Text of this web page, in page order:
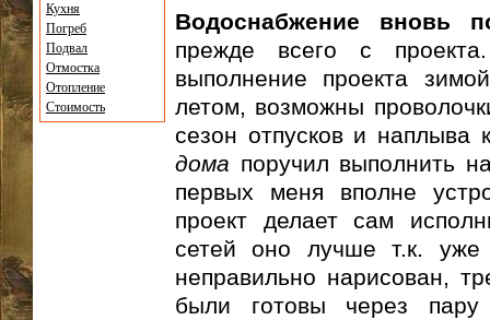
Водоснабжение вновь
прежде всего с
выполнение проекта
летом, возможны
сезон отпусков и наплыва
дома поручил выполнить
первых меня вполне
проект делает сам
сетей оно лучше т.к. уже
неправильно нарисован,
были готовы через
Кухня
Погреб
Подвал
Отмостка
Отопление
Стоимость